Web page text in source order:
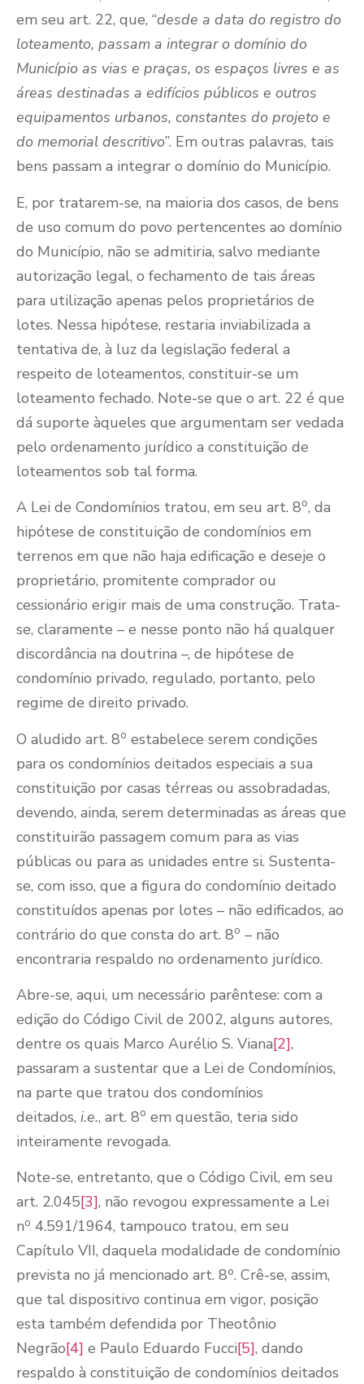
em seu art. 22, que, “desde a data do registro do
loteamento, passam a integrar o domínio do
Município as vias e praças, os espaços livres e as
áreas destinadas a edifícios públicos e outros
equipamentos urbanos, constantes do projeto e
do memorial descritivo”. Em outras palavras, tais
bens passam a integrar o domínio do Município.
E, por tratarem-se, na maioria dos casos, de bens
de uso comum do povo pertencentes ao domínio
do Município, não se admitiria, salvo mediante
autorização legal, o fechamento de tais áreas
para utilização apenas pelos proprietários de
lotes. Nessa hipótese, restaria inviabilizada a
tentativa de, à luz da legislação federal a
respeito de loteamentos, constituir-se um
loteamento fechado. Note-se que o art. 22 é que
dá suporte àqueles que argumentam ser vedada
pelo ordenamento jurídico a constituição de
loteamentos sob tal forma.
A Lei de Condomínios tratou, em seu art. 8o, da
hipótese de constituição de condomínios em
terrenos em que não haja edificação e deseje o
proprietário, promitente comprador ou
cessionário erigir mais de uma construção. Trata-
se, claramente – e nesse ponto não há qualquer
discordância na doutrina –, de hipótese de
condomínio privado, regulado, portanto, pelo
regime de direito privado.
O aludido art. 8o estabelece serem condições
para os condomínios deitados especiais a sua
constituição por casas térreas ou assobradadas,
devendo, ainda, serem determinadas as áreas que
constituirão passagem comum para as vias
públicas ou para as unidades entre si. Sustenta-
se, com isso, que a figura do condomínio deitado
constituídos apenas por lotes – não edificados, ao
contrário do que consta do art. 8o – não
encontraria respaldo no ordenamento jurídico.
Abre-se, aqui, um necessário parêntese: com a
edição do Código Civil de 2002, alguns autores,
dentre os quais Marco Aurélio S. Viana[2],
passaram a sustentar que a Lei de Condomínios,
na parte que tratou dos condomínios
deitados, i.e., art. 8o em questão, teria sido
inteiramente revogada.
Note-se, entretanto, que o Código Civil, em seu
art. 2.045[3], não revogou expressamente a Lei
no 4.591/1964, tampouco tratou, em seu
Capítulo VII, daquela modalidade de condomínio
prevista no já mencionado art. 8o. Crê-se, assim,
que tal dispositivo continua em vigor, posição
esta também defendida por Theotônio
Negrão[4] e Paulo Eduardo Fucci[5], dando
respaldo à constituição de condomínios deitados